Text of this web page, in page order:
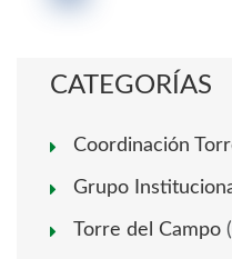
CATEGORÍAS
Coordinación
Grupo
Torre del Campo